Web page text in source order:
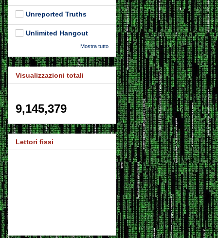
Unreported Truths
Unlimited Hangout
Mostra tutto
Visualizzazioni totali
9,145,379
Lettori fissi